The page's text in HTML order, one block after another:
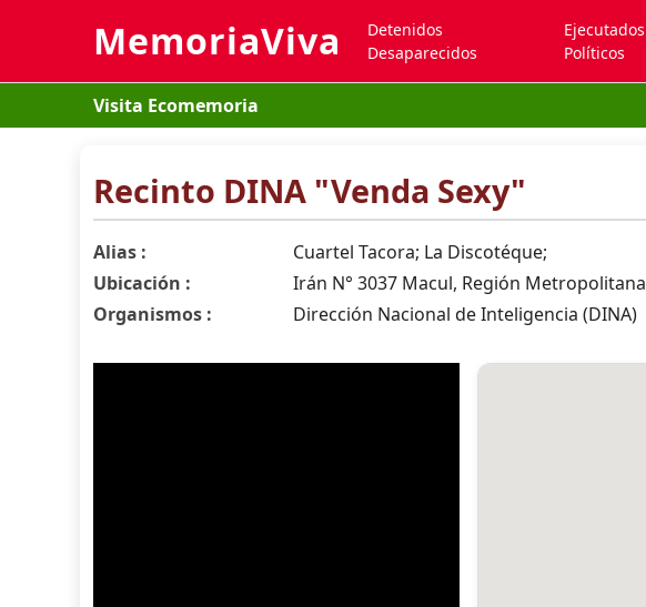
MemoriaViva
Detenidos
Desaparecidos
Ejecutados
Políticos
Visita Ecomemoria
Recinto DINA "Venda Sexy"
Alias :
Cuartel Tacora; La Discotéque;
Ubicación :
Irán N° 3037 Macul, Región Metropolitana
Organismos :
Dirección Nacional de Inteligencia (DINA)